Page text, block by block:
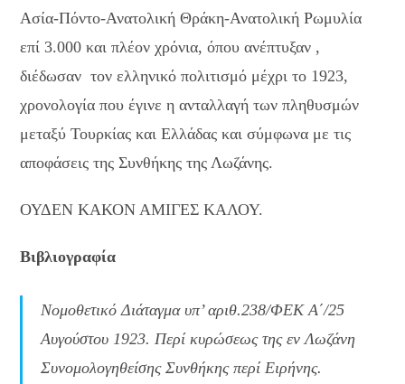
Ασία-Πόντο-Ανατολική Θράκη-Ανατολική Ρωμυλία
επί 3.000 και πλέον χρόνια, όπου ανέπτυξαν ,
διέδωσαν τον ελληνικό πολιτισμό μέχρι το 1923,
χρονολογία που έγινε η ανταλλαγή των πληθυσμών
μεταξύ Τουρκίας και Ελλάδας και σύμφωνα με τις
αποφάσεις της Συνθήκης της Λωζάνης.
ΟΥΔΕΝ ΚΑΚΟΝ ΑΜΙΓΕΣ ΚΑΛΟΥ.
Βιβλιογραφία
Νομοθετικό Διάταγμα υπ’ αριθ.238/ΦΕΚ Α΄/25
Αυγούστου 1923. Περί κυρώσεως της εν Λωζάνη
Συνομολογηθείσης Συνθήκης περί Ειρήνης.